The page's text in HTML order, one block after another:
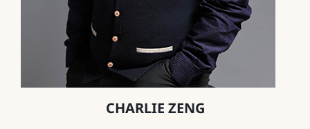
CHARLIE ZENG